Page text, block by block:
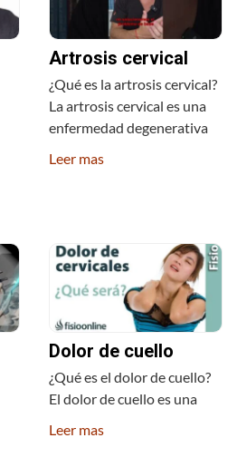
Artrosis cervical
¿Qué es la artrosis cervical?
La artrosis cervical es una
enfermedad degenerativa
Leer mas
Dolor de cuello
¿Qué es el dolor de cuello?
El dolor de cuello es una
Leer mas